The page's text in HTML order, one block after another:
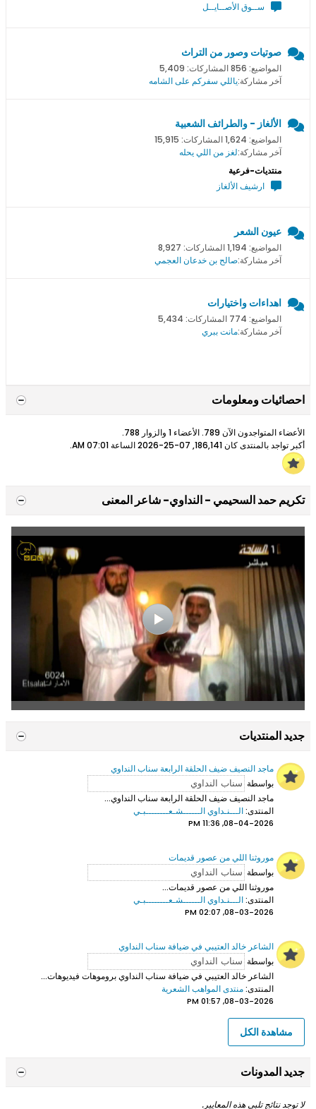
ســوق الأصــايــل
صوتيات وصور من التراث
المواضيع: 856 المشاركات: 5,409
آخر مشاركة:ياللي سفركم على الشامه
الألغاز - والطرائف الشعبية
المواضيع: 1,624 المشاركات: 15,915
آخر مشاركة:لغز من اللي يحله
منتديات-فرعية
ارشيف الألغاز
عيون الشعر
المواضيع: 1,194 المشاركات: 8,927
آخر مشاركة:صالح بن خدعان العجمي
اهداءات واختيارات
المواضيع: 774 المشاركات: 5,434
آخر مشاركة:مانت ببري
احصائيات ومعلومات
الأعضاء المتواجدون الآن 789. الأعضاء 1 والزوار 788.
أكبر تواجد بالمنتدى كان 186,141, 07-25-2026 الساعة
07:01 AM
.
تكريم حمد السحيمي - النداوي- شاعر المعنى
جديد المنتديات
ماجد النصيف ضيف الحلقة الرابعة سناب النداوي
بواسطة
ماجد النصيف ضيف الحلقة الرابعة سناب النداوي...
المنتدى:الـــنـداوي الــــــشـعــــــــبـي
08-04-2026, 11:36 PM
موروثنا اللي من عصور قديمات
بواسطة
موروثنا اللي من عصور قديمات...
المنتدى:الـــنـداوي الــــــشـعــــــــبـي
08-03-2026, 02:07 PM
الشاعر خالد العتيبي في ضيافة سناب النداوي
بواسطة
الشاعر خالد العتيبي في ضيافة سناب النداوي بروموهات فيديوهات...
المنتدى:منتدى المواهب الشعرية
08-03-2026, 01:57 PM
مشاهدة الكل
جديد المدونات
لا توجد نتائج تلبي هذه المعايير.